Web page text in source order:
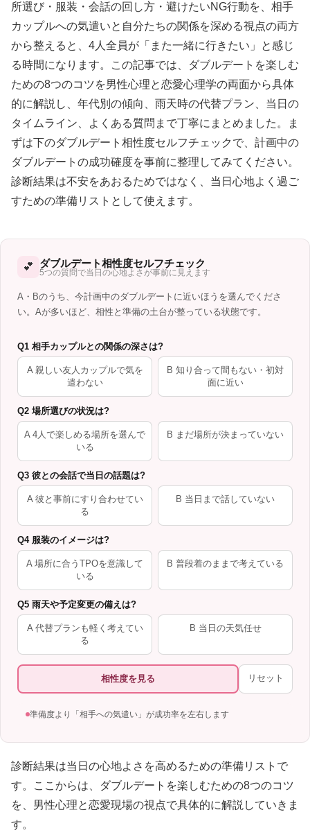
所選び・服装・会話の回し方・避けたいNG行動を、相手
カップルへの気遣いと自分たちの関係を深める視点の両方
から整えると、4人全員が「また一緒に行きたい」と感じ
る時間になります。この記事では、ダブルデートを楽しむ
ための8つのコツを男性心理と恋愛心理学の両面から具体
的に解説し、年代別の傾向、雨天時の代替プラン、当日の
タイムライン、よくある質問まで丁寧にまとめました。ま
ずは下のダブルデート相性度セルフチェックで、計画中の
ダブルデートの成功確度を事前に整理してみてください。
診断結果は不安をあおるためではなく、当日心地よく過ご
すための準備リストとして使えます。
💕 ダブルデート相性度セルフチェック
5つの質問で当日の心地よさが事前に見えます
A・Bのうち、今計画中のダブルデートに近いほうを選んでくださ
い。Aが多いほど、相性と準備の土台が整っている状態です。
Q1 相手カップルとの関係の深さは?
A 親しい友人カップルで気を
遣わない
B 知り合って間もない・初対
面に近い
Q2 場所選びの状況は?
A 4人で楽しめる場所を選んで
いる
B まだ場所が決まっていない
Q3 彼との会話で当日の話題は?
A 彼と事前にすり合わせてい
る
B 当日まで話していない
Q4 服装のイメージは?
A 場所に合うTPOを意識して
いる
B 普段着のままで考えている
Q5 雨天や予定変更の備えは?
A 代替プランも軽く考えてい
る
B 当日の天気任せ
相性度を見る リセット
準備度より「相手への気遣い」が成功率を左右します
診断結果は当日の心地よさを高めるための準備リストで
す。ここからは、ダブルデートを楽しむための8つのコツ
を、男性心理と恋愛現場の視点で具体的に解説していきま
す。